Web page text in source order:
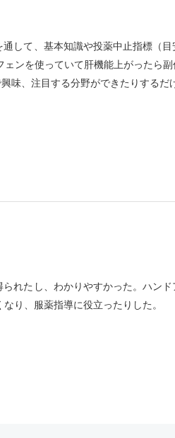
して、基本知識や投薬中止指標（
ンを使っていて肝機能上がったら
、注目する分野ができたりするだ
れたし、わかりやすかった。ハン
り、服薬指導に役立ったりした。